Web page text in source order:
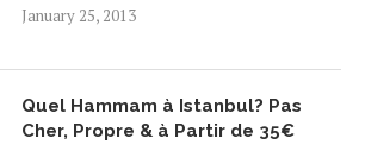
January 25, 2013
Quel Hammam à Istanbul? Pas
Cher, Propre & à Partir de 35€